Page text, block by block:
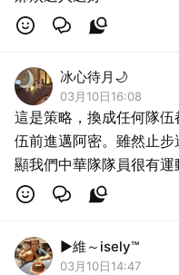
冰心待月🌙
03月10日16:08
這是策略，換成任何隊
伍前進邁阿密。雖然止
顯我們中華隊隊員很有
▶維～isely™
03月10日14:47